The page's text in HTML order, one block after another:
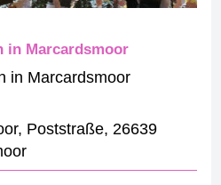
in Marcardsmoor
, Poststraße, 26639
in Marcardsmoor